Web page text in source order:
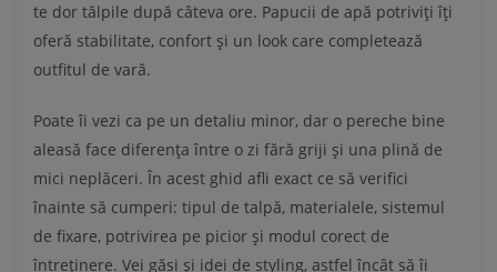
te dor tălpile după câteva ore. Papucii de apă potriviți îți
oferă stabilitate, confort și un look care completează
outfitul de vară.
Poate îi vezi ca pe un detaliu minor, dar o pereche bine
aleasă face diferența între o zi fără griji și una plină de
mici neplăceri. În acest ghid afli exact ce să verifici
înainte să cumperi: tipul de talpă, materialele, sistemul
de fixare, potrivirea pe picior și modul corect de
întreținere. Vei găsi și idei de styling, astfel încât să îi